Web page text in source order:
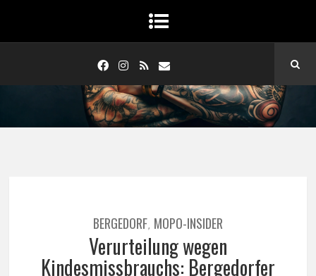
BERGEDORF, MOPO-INSIDER
Verurteilung wegen
Kindesmissbrauchs: Bergedorfer